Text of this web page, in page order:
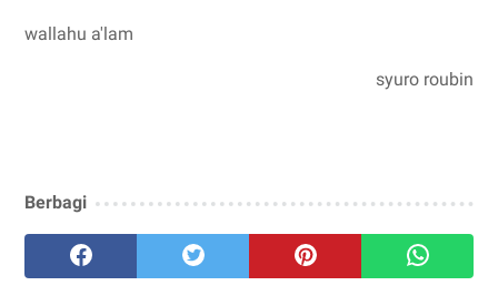
wallahu a'lam
syuro roubin
Berbagi